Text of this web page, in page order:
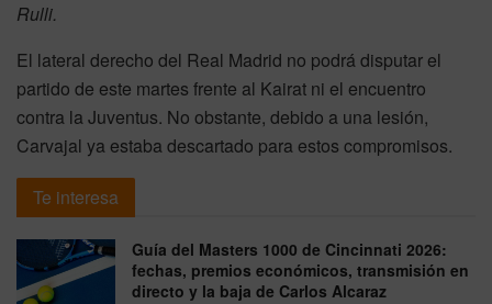
Rulli.
El lateral derecho del Real Madrid no podrá disputar el
partido de este martes frente al Kairat ni el encuentro
contra la Juventus. No obstante, debido a una lesión,
Carvajal ya estaba descartado para estos compromisos.
Te interesa
Guía del Masters 1000 de Cincinnati 2026:
fechas, premios económicos, transmisión en
directo y la baja de Carlos Alcaraz